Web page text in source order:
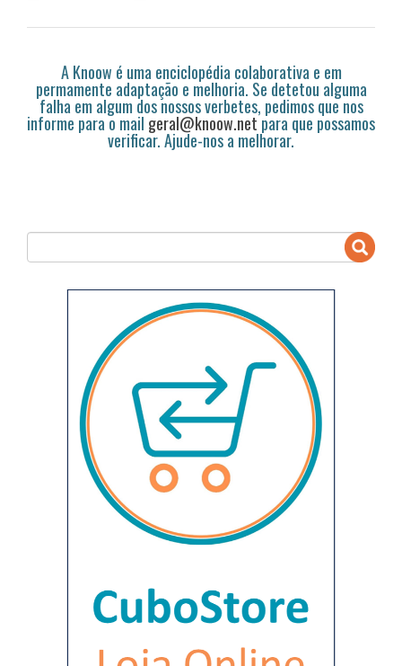
A Knoow é uma enciclopédia colaborativa e em
permamente adaptação e melhoria. Se detetou alguma
falha em algum dos nossos verbetes, pedimos que nos
informe para o mail geral@knoow.netpara que possamos
verificar. Ajude-nos a melhorar.